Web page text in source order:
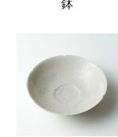
鉢